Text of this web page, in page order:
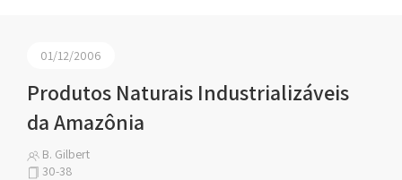
01/12/2006
Produtos Naturais Industrializáveis
da Amazônia
B. Gilbert
30-38